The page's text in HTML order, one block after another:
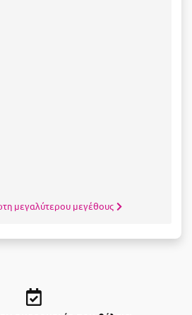
μεγαλύτερου μεγέθους